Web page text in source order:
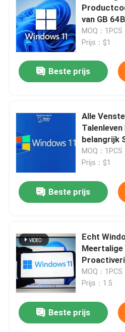
Producten
Video's
Over ons
van GB
MOQ：1PCS
Prijs：$1
Beste prijs
Alle
belangrijk
bits
MOQ：1PCS
Prijs：$1
Beste prijs
Echt Windows 11 Productcode
MOQ：1PCS
Prijs：1.5
Beste prijs